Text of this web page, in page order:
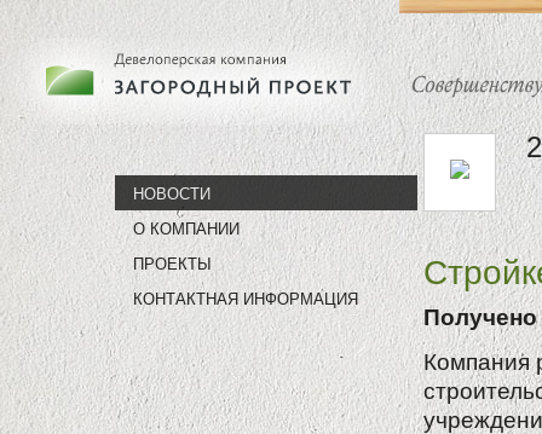
НОВОСТИ
О КОМПАНИИ
ПРОЕКТЫ
КОНТАКТНАЯ ИНФОРМАЦИЯ
Компания